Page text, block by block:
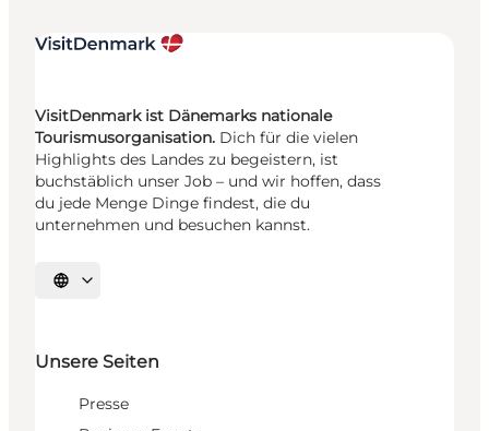
VisitDenmark ist Dänemarks nationale
Tourismusorganisation. Dich für die vielen
Highlights des Landes zu begeistern, ist
buchstäblich unser Job – und wir hoffen, dass
du jede Menge Dinge findest, die du
unternehmen und besuchen kannst.
Sprache auswählen
Unsere Seiten
Presse